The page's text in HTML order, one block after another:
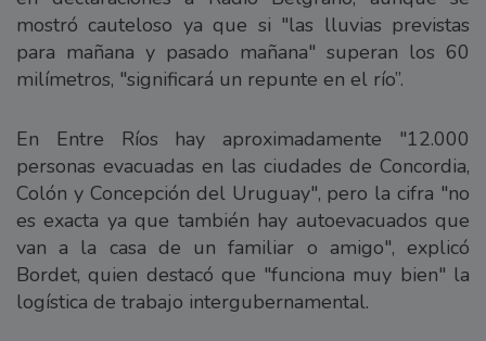
mostró cauteloso ya que si "las lluvias previstas
para mañana y pasado mañana" superan los 60
milímetros, "significará un repunte en el río”.
En Entre Ríos hay aproximadamente "12.000
personas evacuadas en las ciudades de Concordia,
Colón y Concepción del Uruguay", pero la cifra "no
es exacta ya que también hay autoevacuados que
van a la casa de un familiar o amigo", explicó
Bordet, quien destacó que "funciona muy bien" la
logística de trabajo intergubernamental.